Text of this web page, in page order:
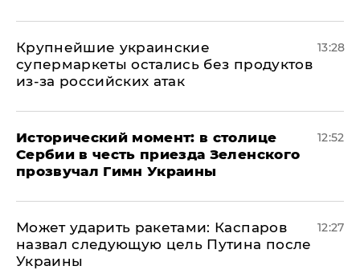
Крупнейшие украинские
супермаркеты остались без продуктов
из-за российских атак
13:28
Исторический момент: в столице
Сербии в честь приезда Зеленского
прозвучал Гимн Украины
12:52
Может ударить ракетами: Каспаров
назвал следующую цель Путина после
Украины
12:27